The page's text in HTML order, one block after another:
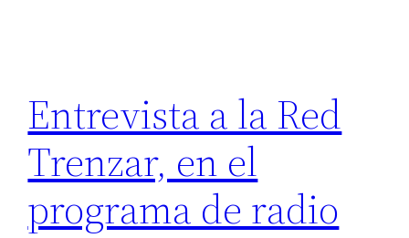
Entrevista a la Red
Trenzar, en el
programa de radio